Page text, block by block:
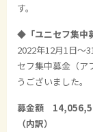
す。
◆「ユニセフ集中
2022年12月1日～
セフ集中募金（ア
うございました。
募金額
（内訳）